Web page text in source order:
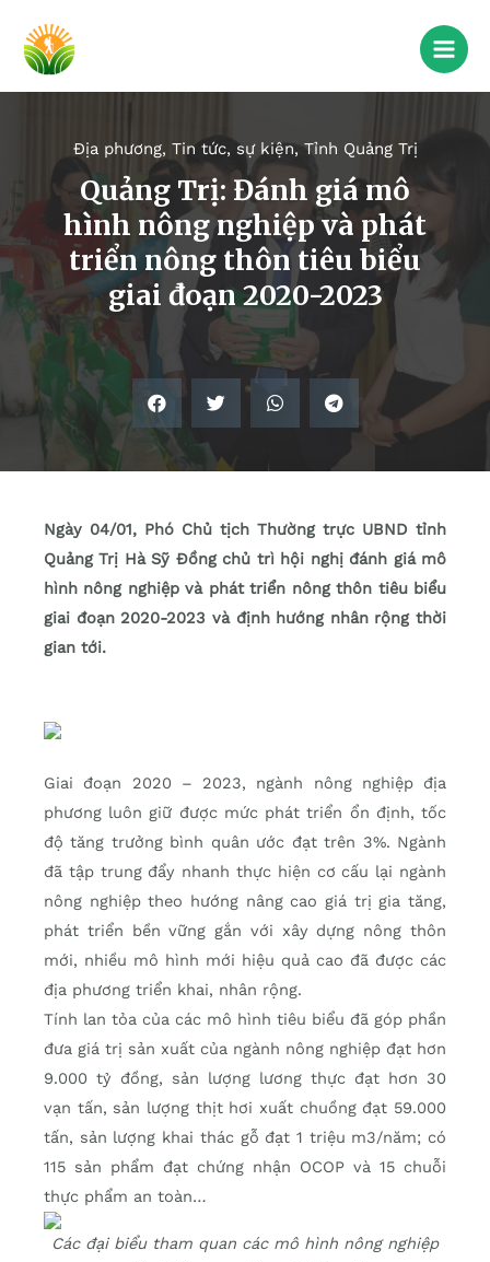
Địa phương, Tin tức, sự kiện,Tỉnh Quảng Trị
Quảng Trị: Đánh giá mô
hình nông nghiệp và phát
triển nông thôn tiêu biểu
giai đoạn 2020-2023
Ngày 04/01, Phó Chủ tịch Thường trực UBND tỉnh
Quảng Trị Hà Sỹ Đồng chủ trì hội nghị đánh giá mô
hình nông nghiệp và phát triển nông thôn tiêu biểu
giai đoạn 2020-2023 và định hướng nhân rộng thời
gian tới.
Giai đoạn 2020 – 2023, ngành nông nghiệp địa
phương luôn giữ được mức phát triển ổn định, tốc
độ tăng trưởng bình quân ước đạt trên 3%. Ngành
đã tập trung đẩy nhanh thực hiện cơ cấu lại ngành
nông nghiệp theo hướng nâng cao giá trị gia tăng,
phát triển bền vững gắn với xây dựng nông thôn
mới, nhiều mô hình mới hiệu quả cao đã được các
địa phương triển khai, nhân rộng.
Tính lan tỏa của các mô hình tiêu biểu đã góp phần
đưa giá trị sản xuất của ngành nông nghiệp đạt hơn
9.000 tỷ đồng, sản lượng lương thực đạt hơn 30
vạn tấn, sản lượng thịt hơi xuất chuồng đạt 59.000
tấn, sản lượng khai thác gỗ đạt 1 triệu m3/năm; có
115 sản phẩm đạt chứng nhận OCOP và 15 chuỗi
thực phẩm an toàn…
Các đại biểu tham quan các mô hình nông nghiệp